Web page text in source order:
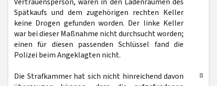
Spätkaufs und dem zugehörigen rechten Keller
keine Drogen gefunden worden. Der linke Keller
war bei dieser Maßnahme nicht durchsucht worden;
einen für diesen passenden Schlüssel fand die
Polizei beim Angeklagten nicht.
8
Die Strafkammer hat sich nicht hinreichend davon